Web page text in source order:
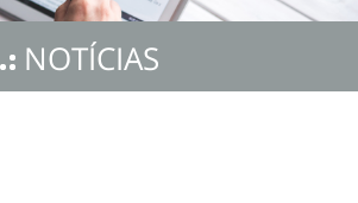
NOTÍCIAS